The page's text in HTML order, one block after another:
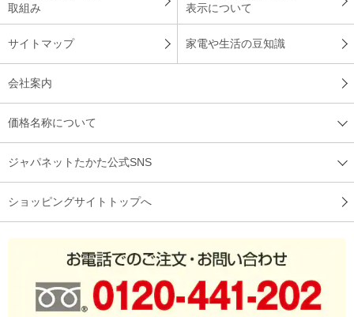
取組み
表示について
サイトマップ 家電や生活の豆知識
会社案内
価格名称について
ジャパネットたかた公式SNS
ショッピングサイトトップへ